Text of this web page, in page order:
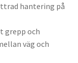
hantering på
grepp och
väg och